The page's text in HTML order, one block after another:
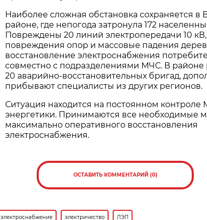
Наиболее сложная обстановка сохраняется в
районе, где непогода затронула 172
Повреждены 20 линий электропередачи 10
повреждения опор и массовые падения
восстановление электроснабжения
совместно с подразделениями МЧС. В районе
20 аварийно-восстановительных бригад,
прибывают специалисты из других регионов.
Ситуация находится на постоянном контроле
энергетики. Принимаются все необходимые
максимально оперативного восстановления
электроснабжения.
ОСТАВИТЬ КОММЕНТАРИЙ (0)
электроснабжение электричество ЛЭП